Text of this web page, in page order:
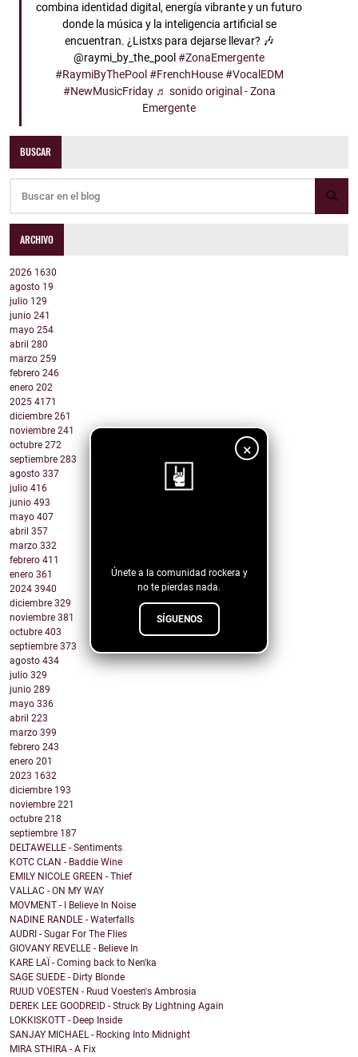
×
Únete a la comunidad rockera y
no te pierdas nada.
SÍGUENOS
combina identidad digital, energía vibrante y un futuro
donde la música y la inteligencia artificial se
encuentran. ¿Listxs para dejarse llevar? 🎶
@raymi_by_the_pool #ZonaEmergente
#RaymiByThePool #FrenchHouse #VocalEDM
#NewMusicFriday ♬ sonido original - Zona
Emergente
BUSCAR
ARCHIVO
2026 1630
agosto 19
julio 129
junio 241
mayo 254
abril 280
marzo 259
febrero 246
enero 202
2025 4171
diciembre 261
noviembre 241
octubre 272
septiembre 283
agosto 337
julio 416
junio 493
mayo 407
abril 357
marzo 332
febrero 411
enero 361
2024 3940
diciembre 329
noviembre 381
octubre 403
septiembre 373
agosto 434
julio 329
junio 289
mayo 336
abril 223
marzo 399
febrero 243
enero 201
2023 1632
diciembre 193
noviembre 221
octubre 218
septiembre 187
DELTAWELLE - Sentiments
KOTC CLAN - Baddie Wine
EMILY NICOLE GREEN - Thief
VALLAC - ON MY WAY
MOVMENT - I Believe In Noise
NADINE RANDLE - Waterfalls
AUDRI - Sugar For The Flies
GIOVANY REVELLE - Believe In
KARE LAÏ - Coming back to Nen'ka
SAGE SUEDE - Dirty Blonde
RUUD VOESTEN - Ruud Voesten's Ambrosia
DEREK LEE GOODREID - Struck By Lightning Again
LOKKISKOTT - Deep Inside
SANJAY MICHAEL - Rocking Into Midnight
MIRA STHIRA - A Fix